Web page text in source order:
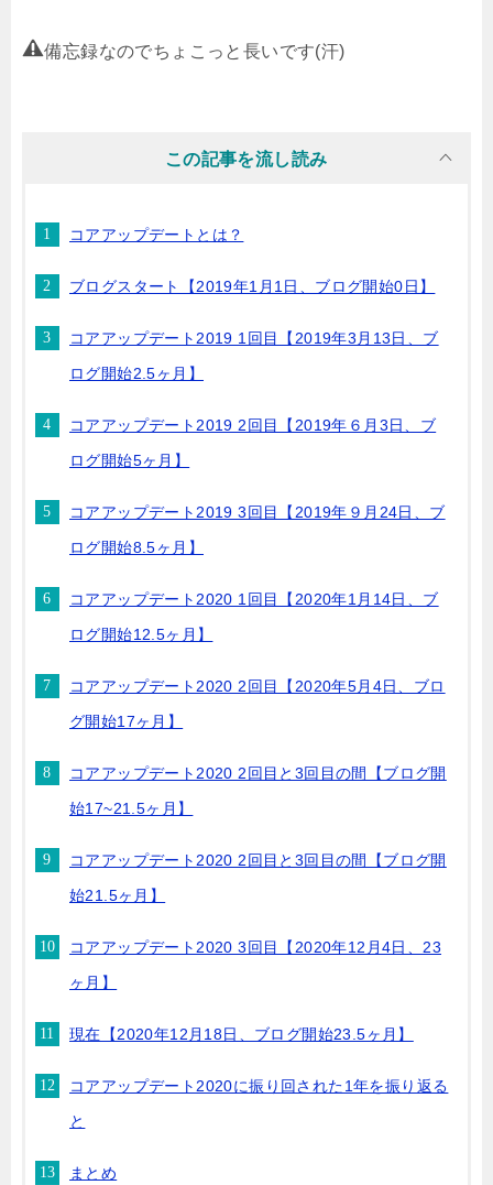
備忘録なのでちょこっと長いです(汗)
コアアップデートとは？
ブログスタート【2019年1月1日、ブログ開始0日】
コアアップデート2019 1回目【2019年3月13日、ブ
ログ開始2.5ヶ月】
コアアップデート2019 2回目【2019年６月3日、ブ
ログ開始5ヶ月】
コアアップデート2019 3回目【2019年９月24日、ブ
ログ開始8.5ヶ月】
コアアップデート2020 1回目【2020年1月14日、ブ
ログ開始12.5ヶ月】
コアアップデート2020 2回目【2020年5月4日、ブロ
グ開始17ヶ月】
コアアップデート2020 2回目と3回目の間【ブログ開
始17~21.5ヶ月】
コアアップデート2020 2回目と3回目の間【ブログ開
始21.5ヶ月】
コアアップデート2020 3回目【2020年12月4日、23
ヶ月】
現在【2020年12月18日、ブログ開始23.5ヶ月】
コアアップデート2020に振り回された1年を振り返る
と
まとめ